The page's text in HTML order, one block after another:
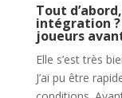
Tout
intégration ?
joueurs
Elle s’est très
J’ai pu être